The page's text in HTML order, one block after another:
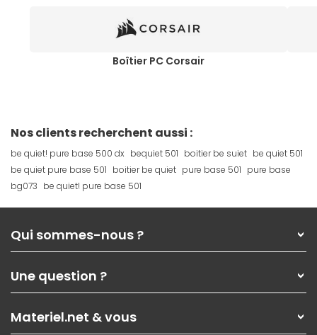
Boîtier PC Corsair
Nos clients recherchent aussi :
be quiet! pure base 500 dx bequiet 501 boitier be suiet be quiet 501
be quiet pure base 501 boitier be quiet pure base 501 pure base
bg073 be quiet! pure base 501
Qui sommes-nous ?
Nos services
Les magasins Materiel.net
Nos solutions pour les pros
Contactez-nous
Une question ?
Paiement, livraison
Materiel.net & vous